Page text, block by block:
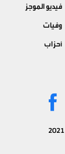
فيديو الموجز
وفيات
أحزاب